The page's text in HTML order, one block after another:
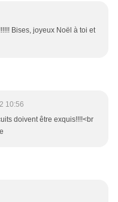
Bises, joyeux Noël à toi et
10:56
doivent être exquis!!!!<br